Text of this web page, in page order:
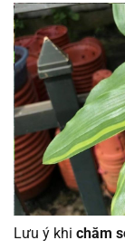
Lưu ý khi chăm